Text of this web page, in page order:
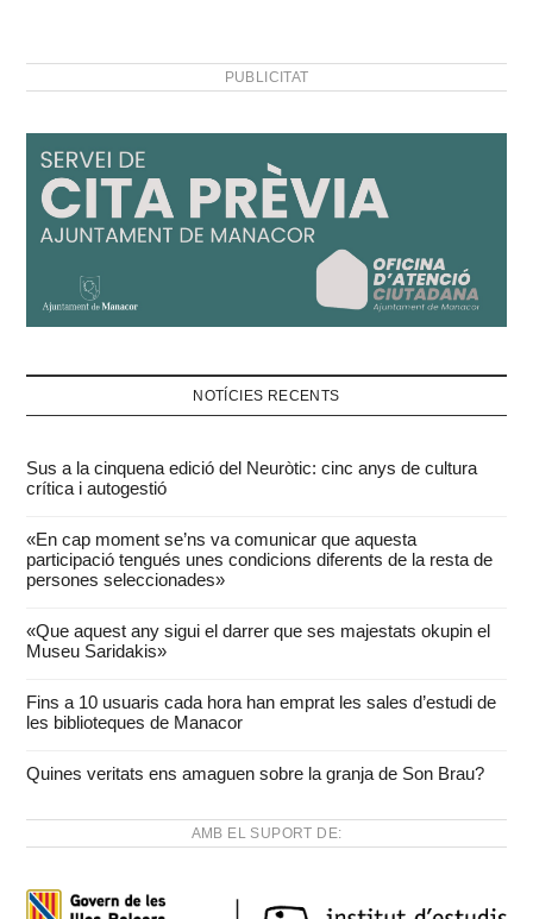
PUBLICITAT
NOTÍCIES RECENTS
Sus a la cinquena edició del Neuròtic: cinc anys de cultura
crítica i autogestió
«En cap moment se’ns va comunicar que aquesta
participació tengués unes condicions diferents de la resta de
persones seleccionades»
«Que aquest any sigui el darrer que ses majestats okupin el
Museu Saridakis»
Fins a 10 usuaris cada hora han emprat les sales d’estudi de
les biblioteques de Manacor
Quines veritats ens amaguen sobre la granja de Son Brau?
AMB EL SUPORT DE: